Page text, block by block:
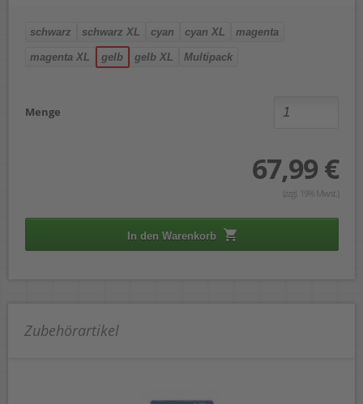
schwarz schwarz XL cyan cyan XL magenta
magenta XL gelb gelb XL Multipack
Menge
67,99 €
(zzgl. 19% Mwst.)
In den Warenkorb
Zubehörartikel